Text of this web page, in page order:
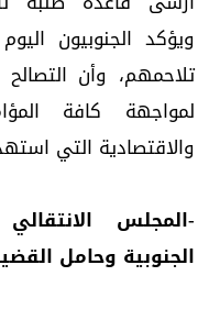
ويؤكد الجنوبيون
تلاحمهم، وأن
لمواجهة كافة
والاقتصادية التي
-المجلس
الجنوبية وحامل